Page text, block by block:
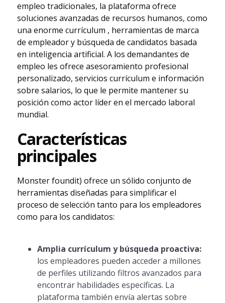
empleo tradicionales, la plataforma ofrece
soluciones avanzadas de recursos humanos, como
una enorme currículum , herramientas de marca
de empleador y búsqueda de candidatos basada
en inteligencia artificial. A los demandantes de
empleo les ofrece asesoramiento profesional
personalizado, servicios currículum e información
sobre salarios, lo que le permite mantener su
posición como actor líder en el mercado laboral
mundial.
Características
principales
Monster foundit) ofrece un sólido conjunto de
herramientas diseñadas para simplificar el
proceso de selección tanto para los empleadores
como para los candidatos:
Amplia currículum y búsqueda proactiva:
los empleadores pueden acceder a millones
de perfiles utilizando filtros avanzados para
encontrar habilidades específicas. La
plataforma también envía alertas sobre